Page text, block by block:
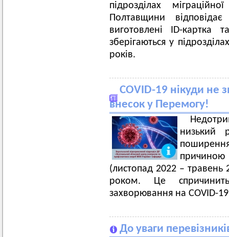
підрозділах
Полтавщини
виготовлені ID-картка
зберігаються у
років.
COVID-19 нікуди не
внесок у Перемогу!
низький
(листопад 2022 – травень
роком. Це спричинить
захворювання на COVID-
До уваги